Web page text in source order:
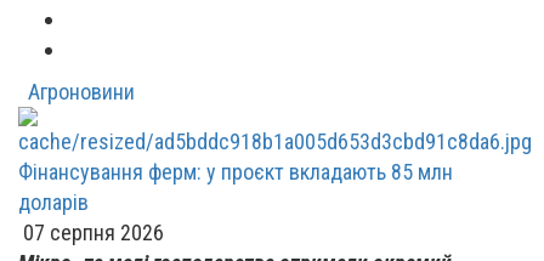
Агроновини
Фінансування ферм: у проєкт вкладають 85 млн
доларів
07 серпня 2026